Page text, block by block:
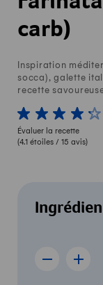
carb)
Inspiration
socca), galette
recette
1 von 5 étoiles
2 von 5 étoiles
3 von 5 étoiles
4 von 5
5
Évaluer la recette
(4.1 étoiles / 15 avis)
4 portions
Afficher